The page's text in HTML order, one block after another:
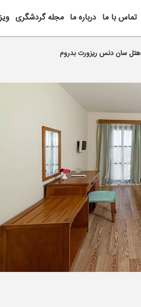
تماس با ما درباره ما مجله گردشگری
هتل سان دنس ریزورت بدروم